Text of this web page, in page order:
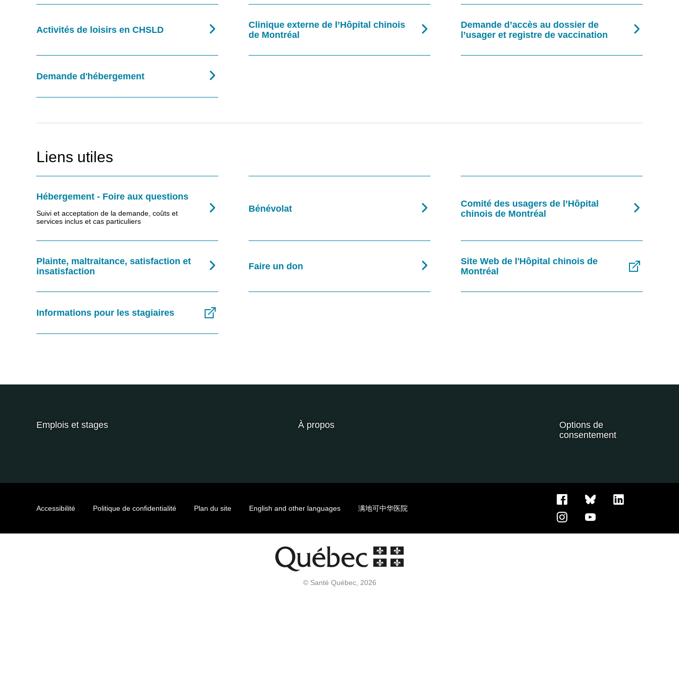
Activités de loisirs en CHSLD
Clinique externe de l’Hôpital chinois
de Montréal
Demande d’accès au dossier de
l’usager et registre de vaccination
Demande d'hébergement
Liens utiles
Hébergement - Foire aux questions
Suivi et acceptation de la demande, coûts et
services inclus et cas particuliers
Bénévolat
Comité des usagers de l’Hôpital
chinois de Montréal
Plainte, maltraitance, satisfaction et
insatisfaction
Faire un don
Site Web de l'Hôpital chinois de
Montréal
Informations pour les stagiaires
Emplois et stages À propos
Options de
consentement
Accessibilité Politique de confidentialité Plan du site English and other languages 满地可中华医院
© Santé Québec, 2026